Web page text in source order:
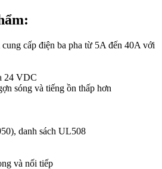
cấp điện ba pha từ 5A đến 40A với
24 VDC
sóng và tiếng ồn thấp hơn
danh sách UL508
và nối tiếp